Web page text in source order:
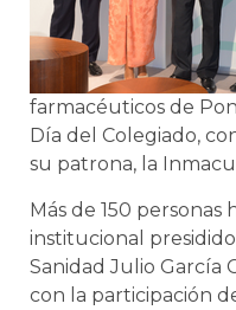
farmacéuticos de
Día del Colegiado,
su patrona, la
Más de 150 personas
institucional
Sanidad Julio García
con la participación